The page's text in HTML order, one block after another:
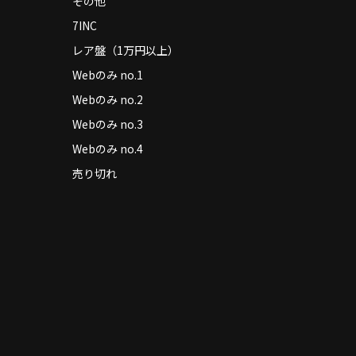
7INC
レア盤（1万円以上）
Webのみ no.1
Webのみ no.2
Webのみ no.3
Webのみ no.4
売り切れ